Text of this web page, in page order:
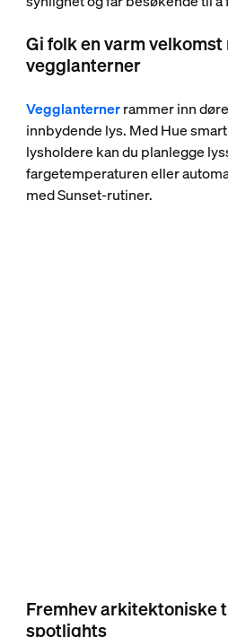
Gi folk en varm velkomst
vegglanterner
Vegglanternerrammer inn
innbydende lys. Med Hue
lysholdere kan du planlegge
fargetemperaturen eller
med Sunset-rutiner.
Fremhev arkitektoniske
spotlights